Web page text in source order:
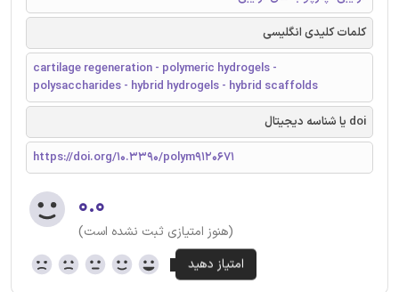
کلمات کلیدی انگلیسی
cartilage regeneration - polymeric hydrogels -
polysaccharides - hybrid hydrogels - hybrid scaffolds
doi یا شناسه دیجیتال
https://doi.org/10.3390/polym9120671
۰.۰
(هنوز امتیازی ثبت نشده است)